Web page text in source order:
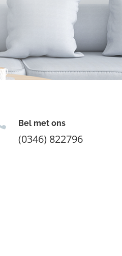
Bel met ons
(0346) 822796